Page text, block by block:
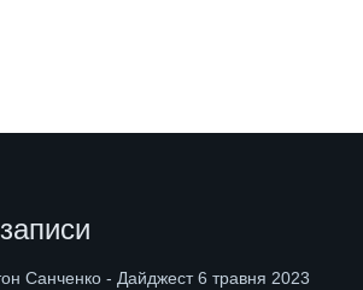
Санченко - Дайджест 6 травня 2023